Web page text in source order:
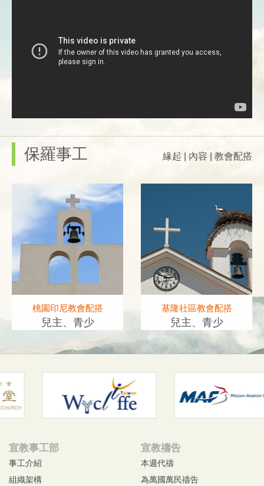
保羅事工 緣起 內容 教會配搭
桃園印尼教會配搭
兒主、青少
基隆社區教會配搭
兒主、青少
宣教事工部
事工介紹
組織架構
宣教禱告
本週代禱
為萬國萬民禱告